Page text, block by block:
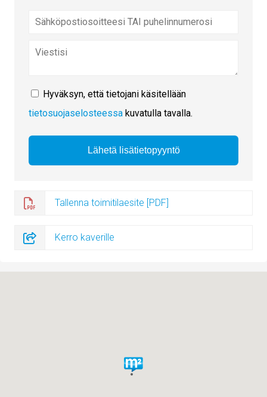
Hyväksyn, että tietojani käsitellään
tietosuojaselosteessa kuvatulla tavalla.
Tallenna toimitilaesite [PDF]
Kerro kaverille